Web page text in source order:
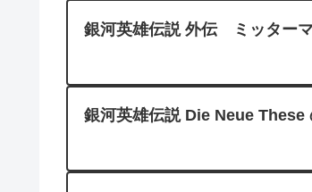
銀河英雄伝説 外伝 ミッター
銀河英雄伝説 Die Neue These